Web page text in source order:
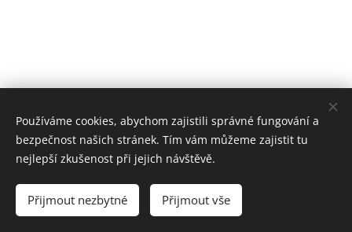
FK Klánovice, z. s.
Všechna práva vyhrazena 2026
Používáme cookies, abychom zajistili správné fungování a
bezpečnost našich stránek. Tím vám můžeme zajistit tu
nejlepší zkušenost při jejich návštěvě.
Přijmout nezbytné Přijmout vše